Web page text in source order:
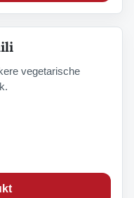
vegetarische